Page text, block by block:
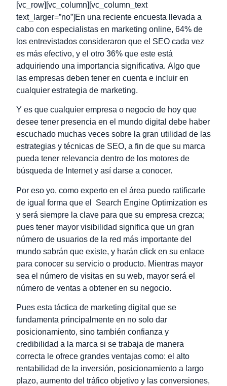
[vc_row][vc_column][vc_column_text
text_larger=”no”] En una reciente encuesta llevada a
cabo con especialistas en marketing online, 64% de
los entrevistados consideraron que el SEO cada vez
es más efectivo, y el otro 36% que este está
adquiriendo una importancia significativa. Algo que
las empresas deben tener en cuenta e incluir en
cualquier estrategia de marketing.
Y es que cualquier empresa o negocio de hoy que
desee tener presencia en el mundo digital debe haber
escuchado muchas veces sobre la gran utilidad de las
estrategias y técnicas de SEO, a fin de que su marca
pueda tener relevancia dentro de los motores de
búsqueda de Internet y así darse a conocer.
Por eso yo, como experto en el área puedo ratificarle
de igual forma que el
Search Engine Optimization es
y será siempre la clave para que su empresa crezca;
pues tener mayor visibilidad significa que un gran
número de usuarios de la red más importante del
mundo sabrán que existe, y harán click en su enlace
para conocer su servicio o producto. Mientras mayor
sea el número de visitas en su web, mayor será el
número de ventas a obtener en su negocio.
Pues esta táctica de marketing digital que se
fundamenta principalmente en no solo dar
posicionamiento, sino también confianza y
credibilidad a la marca si se trabaja de manera
correcta le ofrece grandes ventajas como: el alto
rentabilidad de la inversión, posicionamiento a largo
plazo, aumento del tráfico objetivo y las conversiones,